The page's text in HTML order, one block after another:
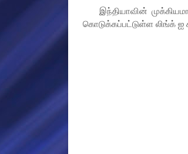
இந்தியாவின்
கொடுக்கப்பட்டுள்ள லிங்க் ஐ